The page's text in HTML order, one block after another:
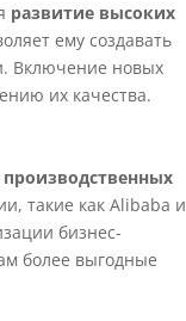
развитие высоких
ему создавать
Включение новых
их качества.
такие как Alibaba и
бизнес-
более выгодные